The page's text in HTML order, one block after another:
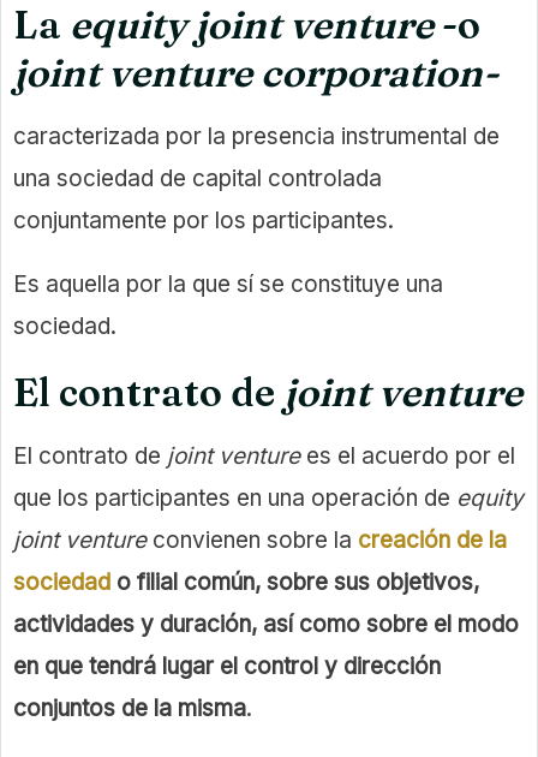
La equity joint venture-o
joint venture corporation-
caracterizada por la presencia instrumental de
una sociedad de capital controlada
conjuntamente por los participantes.
Es aquella por la que sí se constituye una
sociedad.
El contrato de joint venture
El contrato de joint venture es el acuerdo por el
que los participantes en una operación de equity
joint ventureconvienen sobre la creación de la
sociedad o filial común, sobre sus objetivos,
actividades y duración, así como sobre el modo
en que tendrá lugar el control y dirección
conjuntos de la misma.